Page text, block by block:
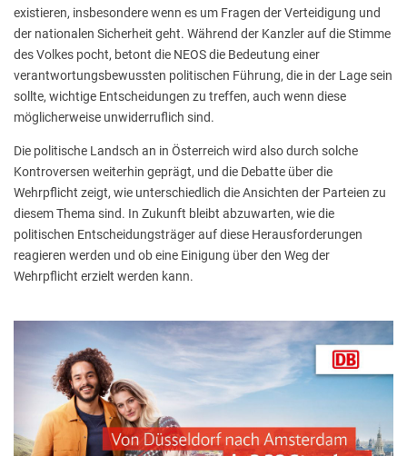
existieren, insbesondere wenn es um Fragen der Verteidigung und
der nationalen Sicherheit geht. Während der Kanzler auf die Stimme
des Volkes pocht, betont die NEOS die Bedeutung einer
verantwortungsbewussten politischen Führung, die in der Lage sein
sollte, wichtige Entscheidungen zu treffen, auch wenn diese
möglicherweise unwiderruflich sind.
Die politische Landsch an in Österreich wird also durch solche
Kontroversen weiterhin geprägt, und die Debatte über die
Wehrpflicht zeigt, wie unterschiedlich die Ansichten der Parteien zu
diesem Thema sind. In Zukunft bleibt abzuwarten, wie die
politischen Entscheidungsträger auf diese Herausforderungen
reagieren werden und ob eine Einigung über den Weg der
Wehrpflicht erzielt werden kann.